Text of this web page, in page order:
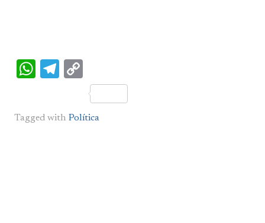
WhatsApp
Telegram
Link
Tagged with Política